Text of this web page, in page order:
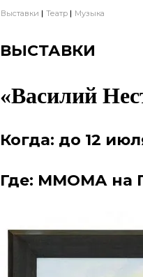
Выставки Театр Музыка
ВЫСТАВКИ
«Василий
Когда: до 12
Где: ММОМА на